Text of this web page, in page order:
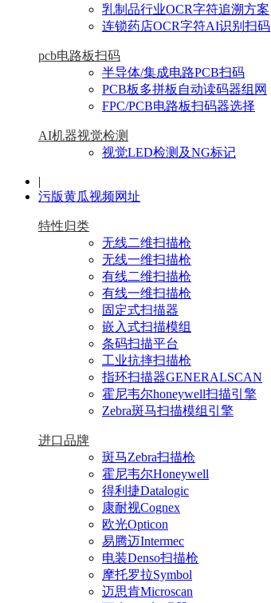
乳制品行业OCR字符追溯方案
连锁药店OCR字符AI识别扫码
pcb电路板扫码
半导体/集成电路PCB扫码
PCB板多拼板自动读码器组网
FPC/PCB电路板扫码器选择
AI机器视觉检测
视觉LED检测及NG标记
|
污版黄瓜视频网址
特性归类
无线二维扫描枪
无线一维扫描枪
有线二维扫描枪
有线一维扫描枪
固定式扫描器
嵌入式扫描模组
条码扫描平台
工业抗摔扫描枪
指环扫描器GENERALSCAN
霍尼韦尔honeywell扫描引擎
Zebra斑马扫描模组引擎
进口品牌
斑马Zebra扫描枪
霍尼韦尔Honeywell
得利捷Datalogic
康耐视Cognex
欧光Opticon
易腾迈Intermec
电装Denso扫描枪
摩托罗拉Symbol
迈思肯Microscan